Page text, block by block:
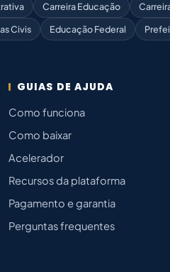
Carreira Educação
Civis Educação Federal
GUIAS DE AJUDA
Como funciona
Como baixar
Acelerador
Recursos da plataforma
Pagamento e garantia
Perguntas frequentes